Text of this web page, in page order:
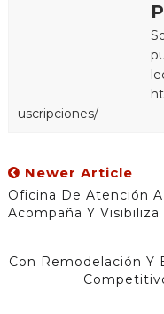
uscripciones/
Newer Article
Oficina De Atención
Acompaña Y
Con Remodelación Y